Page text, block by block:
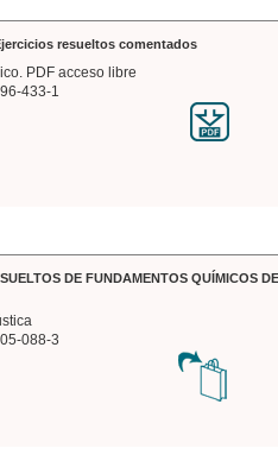
resueltos comentados
PDF acceso libre
433-1
DE FUNDAMENTOS QUÍMICOS
088-3